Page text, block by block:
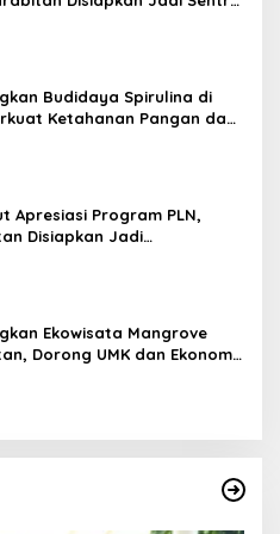
Energi Bersih
Budidaya Spirulina di
Ketahanan Pangan dan
Apresiasi Program PLN,
Disiapkan Jadi
Ekowisata Berdaya Saing
Ekowisata Mangrove
Dorong UMK dan Ekonomi
di Likupang